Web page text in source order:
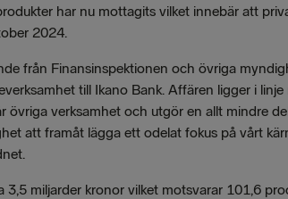
har nu mottagits vilket innebär att
2024.
från Finansinspektionen och övriga
till Ikano Bank. Affären ligger i
övriga verksamhet och utgör en allt mindre
att framåt lägga ett odelat fokus på vårt
3,5 miljarder kronor vilket motsvarar 101,6